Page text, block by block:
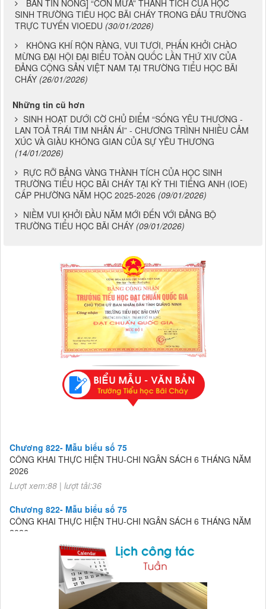
BẢN TIN NÓNG] “CƠN MƯA” THÀNH TÍCH CỦA HỌC
SINH TRƯỜNG TIỂU HỌC BÃI CHÁY TRONG ĐẤU TRƯỜNG
TRỰC TUYẾN VIOEDU (30/01/2026)
KHÔNG KHÍ RỘN RÀNG, VUI TƯƠI, PHẤN KHỞI CHÀO
MỪNG ĐẠI HỘI ĐẠI BIỂU TOÀN QUỐC LẦN THỨ XIV CỦA
ĐẢNG CỘNG SẢN VIỆT NAM TẠI TRƯỜNG TIỂU HỌC BÃI
CHÁY (26/01/2026)
Những tin cũ hơn
SINH HOẠT DƯỚI CỜ CHỦ ĐIỂM “SỐNG YÊU THƯƠNG -
LAN TOẢ TRÁI TIM NHÂN ÁI” - CHƯƠNG TRÌNH NHIỀU CẢM
XÚC VÀ GIÀU KHÔNG GIAN CỦA SỰ YÊU THƯƠNG
(14/01/2026)
RỰC RỠ BẢNG VÀNG THÀNH TÍCH CỦA HỌC SINH
TRƯỜNG TIỂU HỌC BÃI CHÁY TẠI KỲ THI TIẾNG ANH (IOE)
CẤP PHƯỜNG NĂM HỌC 2025-2026 (09/01/2026)
NIỀM VUI KHỞI ĐẦU NĂM MỚI ĐẾN VỚI ĐẢNG BỘ
TRƯỜNG TIỂU HỌC BÃI CHÁY (09/01/2026)
CÔNG KHAI THỰC HIỆN THU-CHI NGÂN SÁCH 6 THÁNG NĂM
2026
Lượt xem:88 | lượt tải:36
Chương 822- Mẫu biểu số 75
CÔNG KHAI THỰC HIỆN THU-CHI NGÂN SÁCH 6 THÁNG NĂM
2026
Lượt xem:88 | lượt tải:36